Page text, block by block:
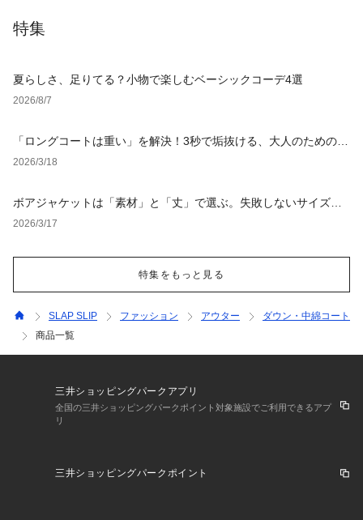
特集
夏らしさ、足りてる？小物で楽しむベーシックコーデ4選
2026/8/7
「ロングコートは重い」を解決！3秒で垢抜ける、大人のための
「軽やか見え」着こなし術
2026/3/18
ボアジャケットは「素材」と「丈」で選ぶ。失敗しないサイズ選
びと鉄板レイヤード術を徹底解説【レディース・メンズ】
2026/3/17
特集をもっと見る
SLAP SLIP ファッション アウター
ダウン・中綿コート
商品一覧
三井ショッピングパークアプリ
全国の三井ショッピングパークポイント対象施設でご利用できるアプ
リ
三井ショッピングパークポイント